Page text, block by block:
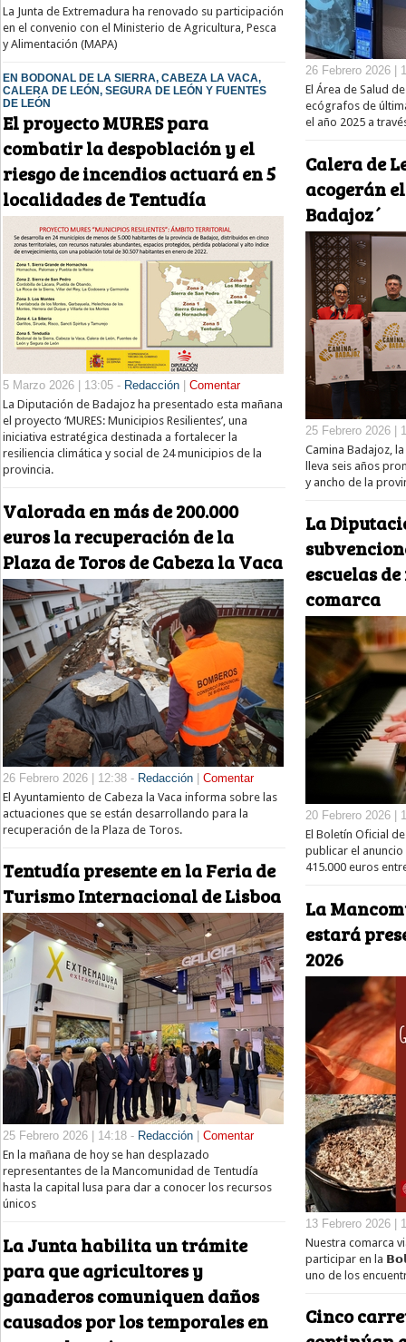
La Junta de Extremadura ha renovado su participación
en el convenio con el Ministerio de Agricultura, Pesca
y Alimentación (MAPA)
EN BODONAL DE LA SIERRA, CABEZA LA VACA,
CALERA DE LEÓN, SEGURA DE LEÓN Y FUENTES
DE LEÓN
El proyecto MURES para
combatir la despoblación y el
riesgo de incendios actuará en 5
localidades de Tentudía
5 Marzo 2026 | 13:05 - Redacción
Comentar
La Diputación de Badajoz ha presentado esta mañana
el proyecto ‘MURES: Municipios Resilientes’, una
iniciativa estratégica destinada a fortalecer la
resiliencia climática y social de 24 municipios de la
provincia.
Valorada en más de 200.000
euros la recuperación de la
Plaza de Toros de Cabeza la Vaca
26 Febrero 2026 | 12:38 - Redacción
Comentar
El Ayuntamiento de Cabeza la Vaca informa sobre las
actuaciones que se están desarrollando para la
recuperación de la Plaza de Toros.
Tentudía presente en la Feria de
Turismo Internacional de Lisboa
25 Febrero 2026 | 14:18 - Redacción
Comentar
En la mañana de hoy se han desplazado
representantes de la Mancomunidad de Tentudía
hasta la capital lusa para dar a conocer los recursos
únicos
La Junta habilita un trámite
para que agricultores y
ganaderos comuniquen daños
causados por los temporales en
26 Febrero 2026 |
El Área de Salud
ecógrafos de
el año 2025 a
Calera de
acogerán
Badajoz´
25 Febrero 2026 |
Camina Badajoz,
lleva seis años
y ancho de la
La
escuelas
comarca
20 Febrero 2026 |
El Boletín Oficial
publicar el
415.000 euros
La
estará
2026
13 Febrero 2026 |
Nuestra comarca
participar en la
uno de los
Cinco